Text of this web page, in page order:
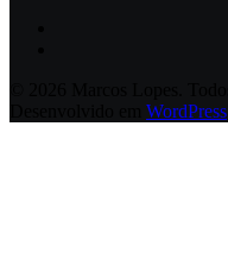
WordPress